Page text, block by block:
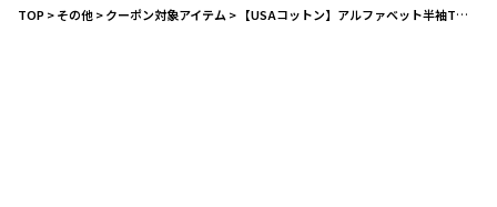
TOP>その他>クーポン対象アイテム > 【USAコットン】アルファベット半袖Tシャツ